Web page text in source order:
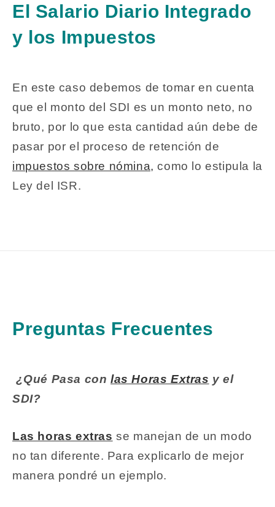
El Salario Diario Integrado
y los Impuestos
En este caso debemos de tomar en cuenta
que el monto del SDI es un monto neto, no
bruto, por lo que esta cantidad aún debe de
pasar por el proceso de retención de
impuestos sobre nómina, como lo estipula la
Ley del ISR.
Preguntas Frecuentes
¿Qué Pasa conlas Horas Extras y el
SDI?
Las horas extras se manejan de un modo
no tan diferente. Para explicarlo de mejor
manera pondré un ejemplo.